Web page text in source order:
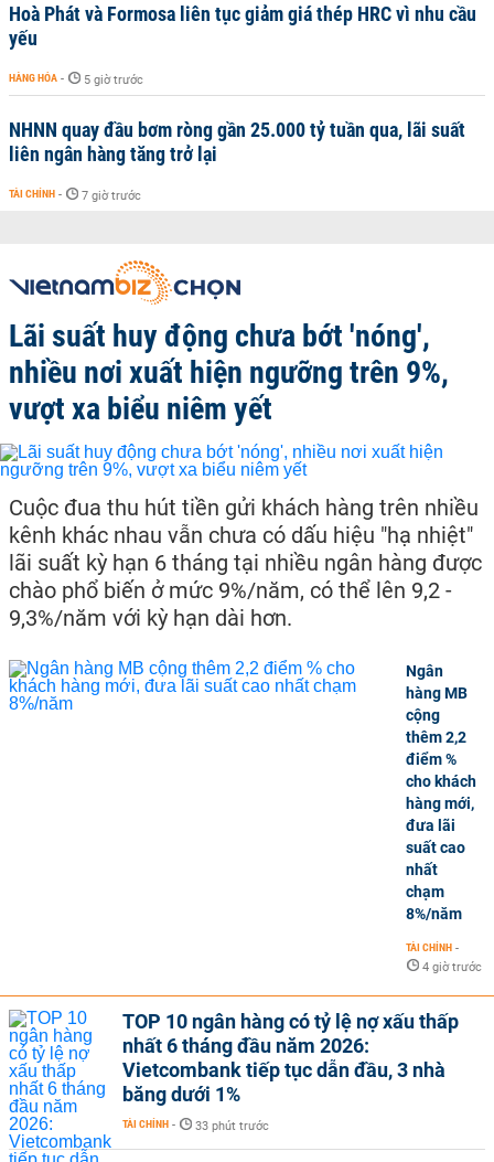
Hoà Phát và Formosa liên tục giảm giá thép HRC vì nhu cầu
yếu
HÀNG HÓA - 5 giờ trước
NHNN quay đầu bơm ròng gần 25.000 tỷ tuần qua, lãi suất
liên ngân hàng tăng trở lại
TÀI CHÍNH - 7 giờ trước
Lãi suất huy động chưa bớt 'nóng',
nhiều nơi xuất hiện ngưỡng trên 9%,
vượt xa biểu niêm yết
Cuộc đua thu hút tiền gửi khách hàng trên nhiều
kênh khác nhau vẫn chưa có dấu hiệu "hạ nhiệt"
lãi suất kỳ hạn 6 tháng tại nhiều ngân hàng được
chào phổ biến ở mức 9%/năm, có thể lên 9,2 -
9,3%/năm với kỳ hạn dài hơn.
Ngân
hàng MB
cộng
thêm 2,2
điểm %
cho khách
hàng mới,
đưa lãi
suất cao
nhất
chạm
8%/năm
TÀI CHÍNH -
4 giờ trước
TOP 10 ngân hàng có tỷ lệ nợ xấu thấp
nhất 6 tháng đầu năm 2026:
Vietcombank tiếp tục dẫn đầu, 3 nhà
băng dưới 1%
TÀI CHÍNH - 33 phút trước